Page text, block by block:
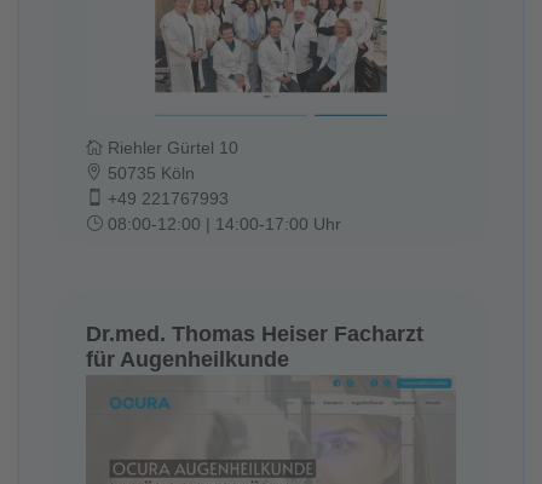
Riehler Gürtel 10
50735 Köln
+49 221767993
08:00-12:00 | 14:00-17:00 Uhr
Dr.med. Thomas Heiser Facharzt
für Augenheilkunde